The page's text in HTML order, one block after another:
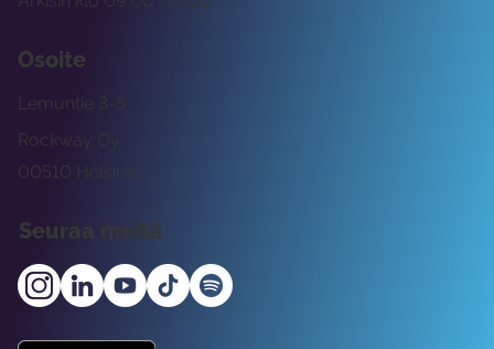
Osoite
Rockway Oy
Lemuntie 3-5
00510 Helsinki
Seuraa meitä